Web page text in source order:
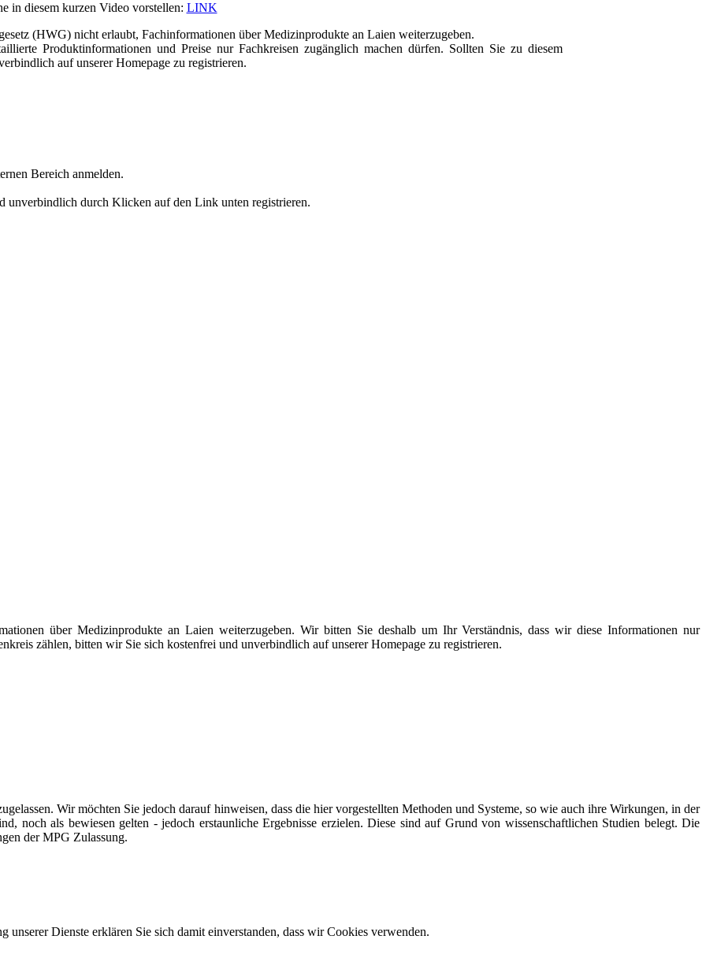
diesem kurzen Video vorstellen: LINK
(HWG) nicht erlaubt, Fachinformationen über Medizinprodukte an Laien weiterzugeben.
Produktinformationen und Preise nur Fachkreisen zugänglich machen dürfen. Sollten Sie zu diesem
auf unserer Homepage zu registrieren.
Bereich anmelden.
unverbindlich durch Klicken auf den Link unten registrieren.
über Medizinprodukte an Laien weiterzugeben. Wir bitten Sie deshalb um Ihr Verständnis, dass wir diese Informationen nur
zählen, bitten wir Sie sich kostenfrei und unverbindlich auf unserer Homepage zu registrieren.
Wir möchten Sie jedoch darauf hinweisen, dass die hier vorgestellten Methoden und Systeme, so wie auch ihre Wirkungen, in der
noch als bewiesen gelten - jedoch erstaunliche Ergebnisse erzielen. Diese sind auf Grund von wissenschaftlichen Studien belegt. Die
der MPG Zulassung.
Dienste erklären Sie sich damit einverstanden, dass wir Cookies verwenden.